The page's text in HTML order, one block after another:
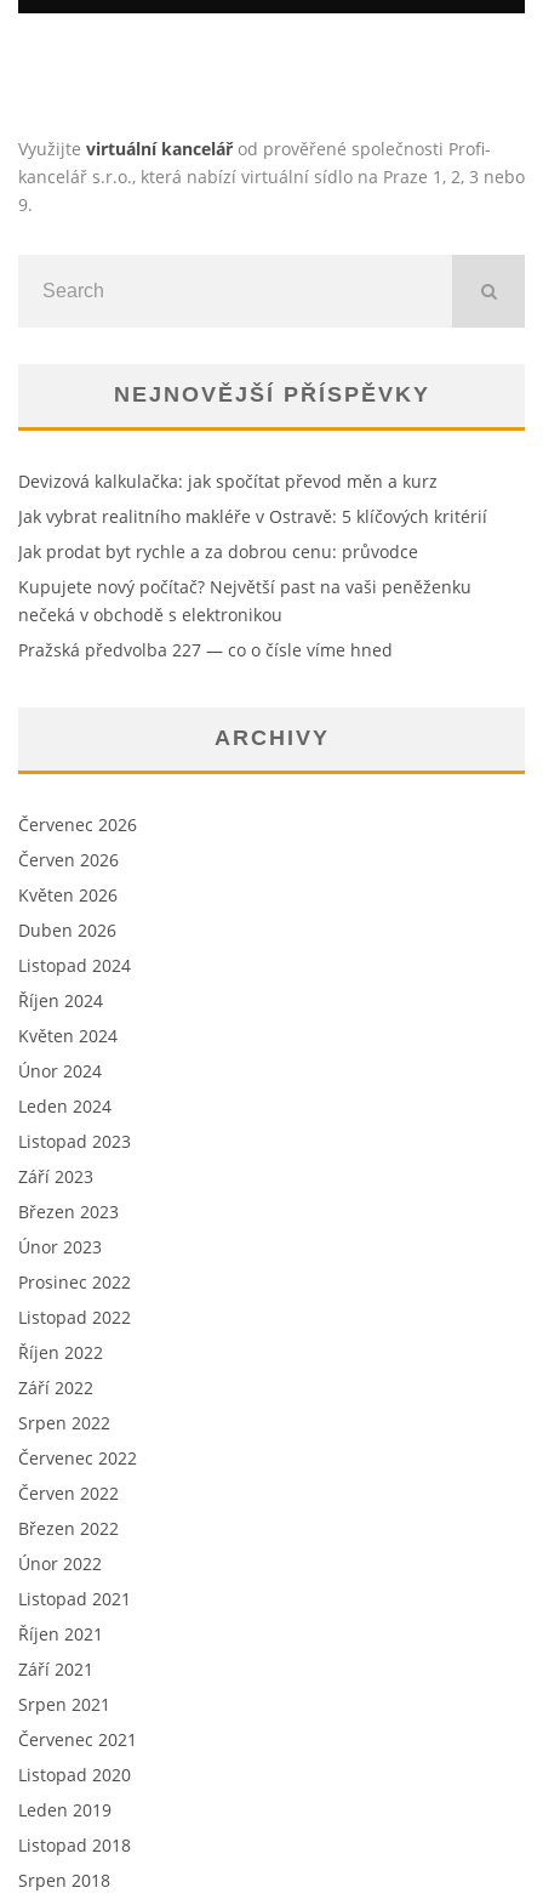
Využijte virtuální kancelářod prověřené společnosti Profi-
kancelář s.r.o., která nabízí virtuální sídlo na Praze 1, 2, 3 nebo
9.
NEJNOVĚJŠÍ PŘÍSPĚVKY
Devizová kalkulačka: jak spočítat převod měn a kurz
Jak vybrat realitního makléře v Ostravě: 5 klíčových kritérií
Jak prodat byt rychle a za dobrou cenu: průvodce
Kupujete nový počítač? Největší past na vaši peněženku
nečeká v obchodě s elektronikou
Pražská předvolba 227 — co o čísle víme hned
ARCHIVY
Červenec 2026
Červen 2026
Květen 2026
Duben 2026
Listopad 2024
Říjen 2024
Květen 2024
Únor 2024
Leden 2024
Listopad 2023
Září 2023
Březen 2023
Únor 2023
Prosinec 2022
Listopad 2022
Říjen 2022
Září 2022
Srpen 2022
Červenec 2022
Červen 2022
Březen 2022
Únor 2022
Listopad 2021
Říjen 2021
Září 2021
Srpen 2021
Červenec 2021
Listopad 2020
Leden 2019
Listopad 2018
Srpen 2018